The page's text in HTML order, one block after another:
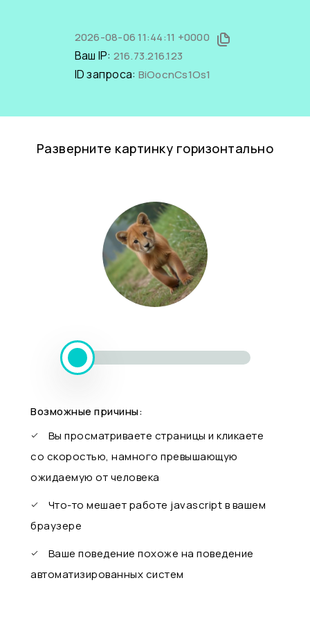
2026-08-06 11:44:11 +0000
Ваш IP: 216.73.216.123
ID запроса: BiOocnCs1Os1
Разверните картинку горизонтально
Возможные причины:
Вы просматриваете страницы и кликаете
со скоростью, намного превышающую
ожидаемую от человека
Что-то мешает работе javascript в вашем
браузере
Ваше поведение похоже на поведение
автоматизированных систем